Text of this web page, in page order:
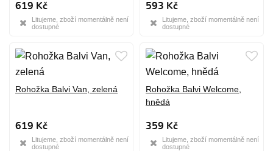
619 Kč
Litujeme, zboží momentálně není
dostupné
593 Kč
Litujeme, zboží momentálně není
dostupné
Rohožka Balvi Van, zelená
619 Kč
Litujeme, zboží momentálně není
dostupné
Rohožka Balvi Welcome,
hnědá
359 Kč
Litujeme, zboží momentálně není
dostupné